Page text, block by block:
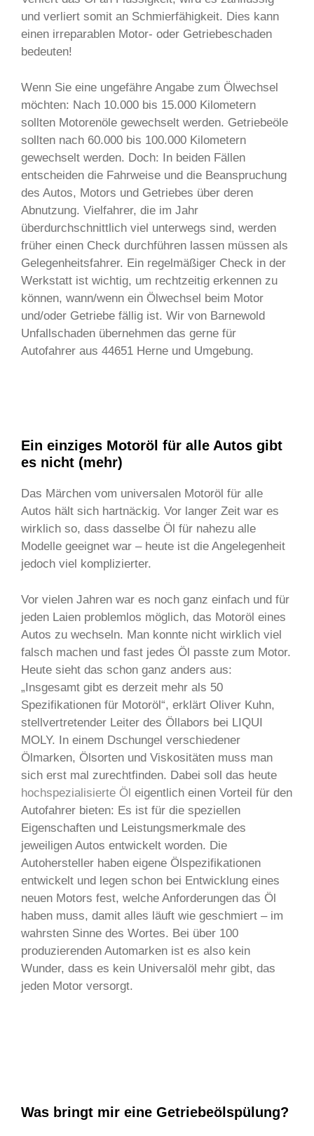
und verliert somit an Schmierfähigkeit. Dies kann
einen irreparablen Motor- oder Getriebeschaden
bedeuten!
Wenn Sie eine ungefähre Angabe zum Ölwechsel
möchten: Nach 10.000 bis 15.000 Kilometern
sollten Motorenöle gewechselt werden. Getriebeöle
sollten nach 60.000 bis 100.000 Kilometern
gewechselt werden. Doch: In beiden Fällen
entscheiden die Fahrweise und die Beanspruchung
des Autos, Motors und Getriebes über deren
Abnutzung. Vielfahrer, die im Jahr
überdurchschnittlich viel unterwegs sind, werden
früher einen Check durchführen lassen müssen als
Gelegenheitsfahrer. Ein regelmäßiger Check in der
Werkstatt ist wichtig, um rechtzeitig erkennen zu
können, wann/wenn ein Ölwechsel beim Motor
und/oder Getriebe fällig ist. Wir von Barnewold
Unfallschaden übernehmen das gerne für
Autofahrer aus 44651 Herne und Umgebung.
Ein einziges Motoröl für alle Autos gibt
es nicht (mehr)
Das Märchen vom universalen Motoröl für alle
Autos hält sich hartnäckig. Vor langer Zeit war es
wirklich so, dass dasselbe Öl für nahezu alle
Modelle geeignet war – heute ist die Angelegenheit
jedoch viel komplizierter.
Vor vielen Jahren war es noch ganz einfach und für
jeden Laien problemlos möglich, das Motoröl eines
Autos zu wechseln. Man konnte nicht wirklich viel
falsch machen und fast jedes Öl passte zum Motor.
Heute sieht das schon ganz anders aus:
„Insgesamt gibt es derzeit mehr als 50
Spezifikationen für Motoröl“, erklärt Oliver Kuhn,
stellvertretender Leiter des Öllabors bei LIQUI
MOLY. In einem Dschungel verschiedener
Ölmarken, Ölsorten und Viskositäten muss man
sich erst mal zurechtfinden. Dabei soll das heute
hochspezialisierte Öl eigentlich einen Vorteil für den
Autofahrer bieten: Es ist für die speziellen
Eigenschaften und Leistungsmerkmale des
jeweiligen Autos entwickelt worden. Die
Autohersteller haben eigene Ölspezifikationen
entwickelt und legen schon bei Entwicklung eines
neuen Motors fest, welche Anforderungen das Öl
haben muss, damit alles läuft wie geschmiert – im
wahrsten Sinne des Wortes. Bei über 100
produzierenden Automarken ist es also kein
Wunder, dass es kein Universalöl mehr gibt, das
jeden Motor versorgt.
Was bringt mir eine Getriebeölspülung?